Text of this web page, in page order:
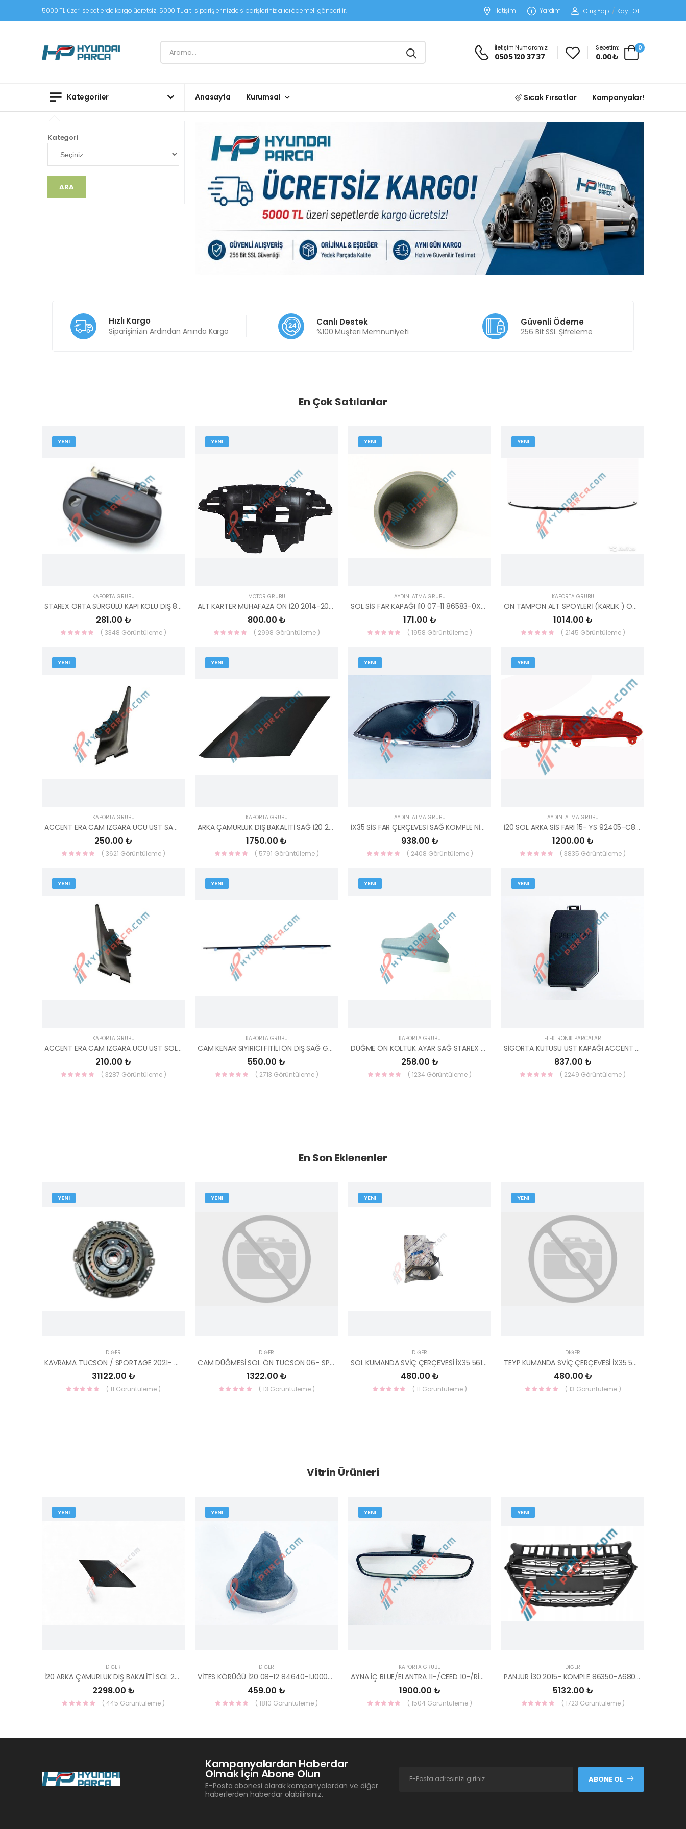
5000 TL üzeri sepetlerde kargo ücretsiz! 5000 TL altı siparişlerinizde siparişleriniz alıcı ödemeli gönderilir. İletişim Yardım Giriş Yap / Kayıt Ol
İletişim Numaramız:
0505 120 37 37
Sepetim:
0.00 ₺
0
Kategoriler
Kategori
ARA
Anasayfa Kurumsal Sıcak Fırsatlar Kampanyalar!
Hızlı Kargo
Siparişinizin Ardından Anında Kargo
Canlı Destek
%100 Müşteri Memnuniyeti
Güvenli Ödeme
256 Bit SSL Şifreleme
En Çok Satılanlar
YENI
KAPORTA GRUBU
STAREX ORTA SÜRGÜLÜ KAPI KOLU DIŞ 83660-4A300 83660-4A000-YS
281.00 ₺
( 3348 Görüntüleme )
YENI
MOTOR GRUBU
ALT KARTER MUHAFAZA ÖN İ20 2014-2017 29110-C8000-YS
800.00 ₺
( 2998 Görüntüleme )
YENI
AYDINLATMA GRUBU
SOL SİS FAR KAPAĞI İ10 07-11 86583-0X000-HMC
171.00 ₺
( 1958 Görüntüleme )
YENI
KAPORTA GRUBU
ÖN TAMPON ALT SPOYLERİ (KARLIK ) ÖN İ30 2012-2016 86590-A6000-MOBIS
1014.00 ₺
( 2145 Görüntüleme )
YENI
KAPORTA GRUBU
ACCENT ERA CAM IZGARA UCU ÜST SAĞ ERA 86160-1E010-HMC
250.00 ₺
( 3621 Görüntüleme )
YENI
KAPORTA GRUBU
ARKA ÇAMURLUK DIŞ BAKALİTİ SAĞ İ20 2015- MAT 87370-C7000-HMC
1750.00 ₺
( 5791 Görüntüleme )
YENI
AYDINLATMA GRUBU
İX35 SİS FAR ÇERÇEVESİ SAĞ KOMPLE NİKELAJLI 86586-2Y000-YS
938.00 ₺
( 2408 Görüntüleme )
YENI
AYDINLATMA GRUBU
İ20 SOL ARKA SİS FARI 15- YS 92405-C8000-YS
1200.00 ₺
( 3835 Görüntüleme )
YENI
KAPORTA GRUBU
ACCENT ERA CAM IZGARA UCU ÜST SOL ERA 86150-1E010-HMC
210.00 ₺
( 3287 Görüntüleme )
YENI
KAPORTA GRUBU
CAM KENAR SIYIRICI FİTİLİ ÖN DIŞ SAĞ GETZ 82220-1C001-HMC
550.00 ₺
( 2713 Görüntüleme )
YENI
KAPORTA GRUBU
DÜĞME ÖN KOLTUK AYAR SAĞ STAREX 05> 88544-4A000-HMC
258.00 ₺
( 1234 Görüntüleme )
YENI
ELEKTRONİK PARÇALAR
SİGORTA KUTUSU ÜST KAPAĞI ACCENT ERA 91940-1E101-HMC
837.00 ₺
( 2249 Görüntüleme )
En Son Eklenenler
YENI
DIĞER
KAVRAMA TUCSON / SPORTAGE 2021- 41200-2D500-MOBIS
31122.00 ₺
( 11 Görüntüleme )
YENI
DIĞER
CAM DÜĞMESİ SOL ÖN TUCSON 06- SPORTAGE 06- DÖRTLÜ 93570-2E200 YS
1322.00 ₺
( 13 Görüntüleme )
YENI
DIĞER
SOL KUMANDA SVİÇ ÇERÇEVESİ İX35 56171-2Y000-MOBIS
480.00 ₺
( 11 Görüntüleme )
YENI
DIĞER
TEYP KUMANDA SVİÇ ÇERÇEVESİ İX35 56171-2Y900-MOBIS
480.00 ₺
( 13 Görüntüleme )
Vitrin Ürünleri
YENI
DIĞER
İ20 ARKA ÇAMURLUK DIŞ BAKALİTİ SOL 2015- ( PARLAK SİYAH ) 87360-C8000-YS
2298.00 ₺
( 445 Görüntüleme )
YENI
DIĞER
VİTES KÖRÜĞÜ İ20 08-12 84640-1J000-YS
459.00 ₺
( 1810 Görüntüleme )
YENI
KAPORTA GRUBU
AYNA İÇ BLUE/ELANTRA 11-/CEED 10-/RİO 12-/SPORTAGE 11- 85101-3X100-HMC
1900.00 ₺
( 1504 Görüntüleme )
YENI
DIĞER
PANJUR İ30 2015- KOMPLE 86350-A6800-YS
5132.00 ₺
( 1723 Görüntüleme )
Kampanyalardan Haberdar
Olmak İçin Abone Olun
E-Posta abonesi olarak kampanyalardan ve diğer
haberlerden haberdar olabilirsiniz.
ABONE OL